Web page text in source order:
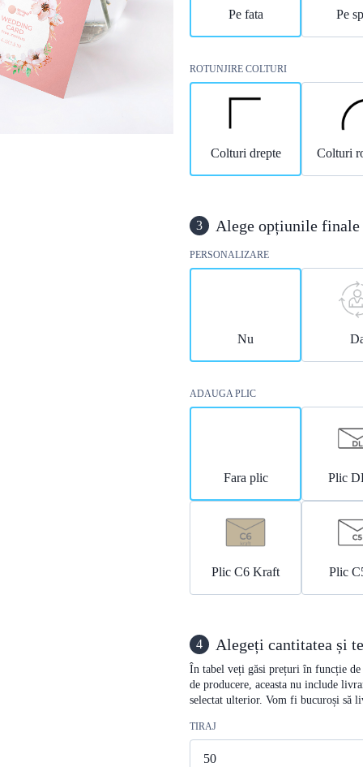
Pe fata Pe
ROTUNJIRE COLTURI
Colturi drepte Colturi
3 Alege opțiunile finale
PERSONALIZARE
Nu
ADAUGA PLIC
Fara plic Plic
Plic C6 Kraft Plic
4 Alegeți cantitatea și
În tabel veți găsi prețuri în funcție
de producere, aceasta nu include
selectat ulterior. Vom fi bucuroși să
TIRAJ